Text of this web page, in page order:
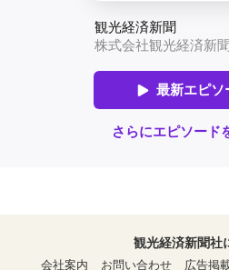
観光経済新聞社
会社案内
お問い合わせ 広告掲